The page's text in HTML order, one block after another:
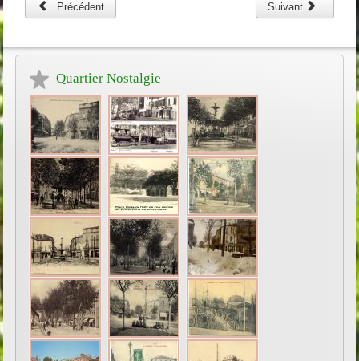
Précédent Suivant
Quartier Nostalgie